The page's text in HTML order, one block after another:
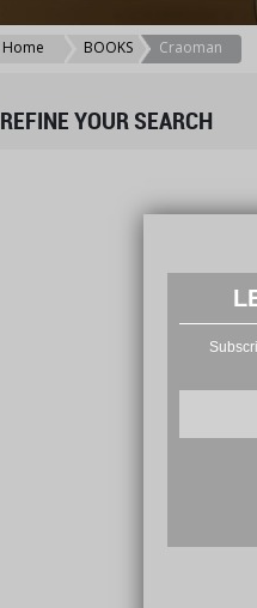
Home BOOKS
> Craoman
REFINE YOUR SEARCH